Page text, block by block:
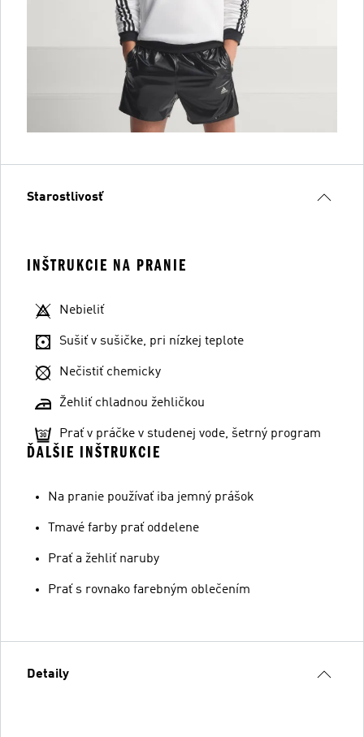
Starostlivosť
INŠTRUKCIE NA PRANIE
Nebieliť
Sušiť v sušičke, pri nízkej teplote
Nečistiť chemicky
Žehliť chladnou žehličkou
Prať v práčke v studenej vode, šetrný program
ĎALŠIE INŠTRUKCIE
Na pranie používať iba jemný prášok
Tmavé farby prať oddelene
Prať a žehliť naruby
Prať s rovnako farebným oblečením
Detaily